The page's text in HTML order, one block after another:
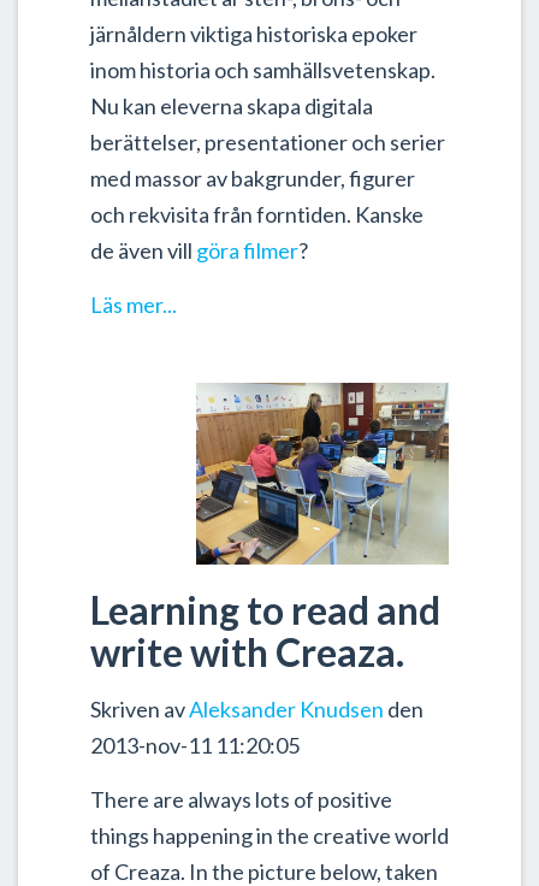
järnåldern viktiga historiska epoker
inom historia och samhällsvetenskap.
Nu kan eleverna skapa digitala
berättelser, presentationer och serier
med massor av bakgrunder, figurer
och rekvisita från forntiden. Kanske
de även vill göra filmer?
Läs mer...
Learning to read and
write with Creaza.
Skriven avAleksander Knudsen den
2013-nov-11 11:20:05
There are always lots of positive
things happening in the creative world
of Creaza. In the picture below, taken